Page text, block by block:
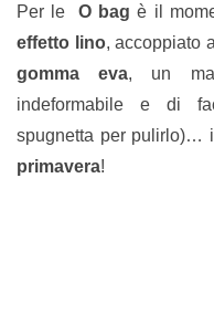
Per le O bag è il
effetto lino, accoppiato
gomma eva, un
indeformabile e di
spugnetta per pulirlo)…
primavera!